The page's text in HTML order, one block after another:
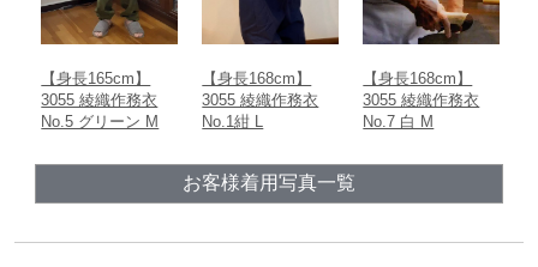
【身長165cm】
3055 綾織作務衣
No.5 グリーン M
【身長168cm】
3055 綾織作務衣
No.1紺 L
【身長168cm】
3055 綾織作務衣
No.7 白 M
お客様着用写真一覧